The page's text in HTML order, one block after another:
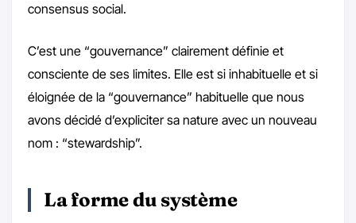
consensus social.
C’est une “gouvernance” clairement définie et
consciente de ses limites. Elle est si inhabituelle et si
éloignée de la “gouvernance” habituelle que nous
avons décidé d’expliciter sa nature avec un nouveau
nom : “stewardship”.
La forme du système